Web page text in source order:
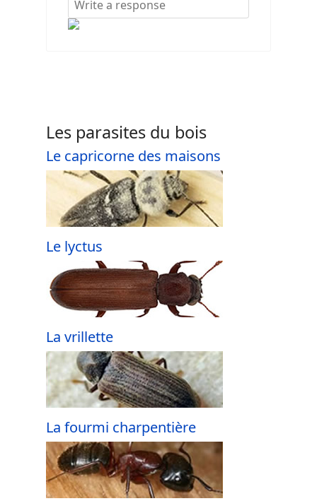
Les parasites du bois
Le capricorne des maisons
Le lyctus
La vrillette
La fourmi charpentière